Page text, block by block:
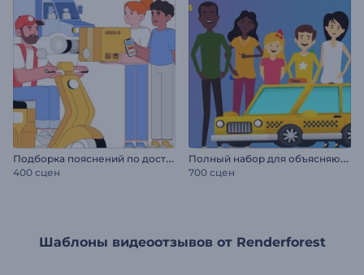
П
одборка пояснений по доставке и логистике
400 сцен
П
олный набор для объясняющих видео
700 сцен
Шаблоны видеоотзывов от Renderforest